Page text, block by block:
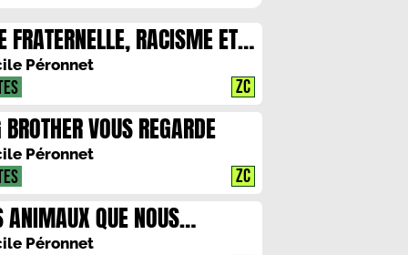
FRATERNELLE, RACISME ET
Péronnet
ZC
VOUS REGARDE
Péronnet
ZC
ANIMAUX QUE NOUS
Péronnet